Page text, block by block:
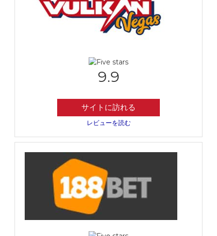
9.9
サイトに訪れる
レビューを読む